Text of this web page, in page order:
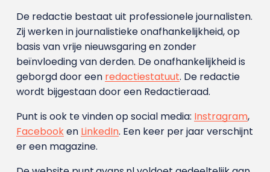
De redactie bestaat uit professionele journalisten.
Zij werken in journalistieke onafhankelijkheid, op
basis van vrije nieuwsgaring en zonder
beïnvloeding van derden. De onafhankelijkheid is
geborgd door een redactiestatuut. De redactie
wordt bijgestaan door een Redactieraad.
Punt is ook te vinden op social media: Instragram,
Facebooken LinkedIn. Een keer per jaar verschijnt
er een magazine.